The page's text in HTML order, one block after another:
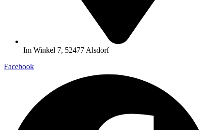
Im Winkel 7, 52477 Alsdorf
Facebook